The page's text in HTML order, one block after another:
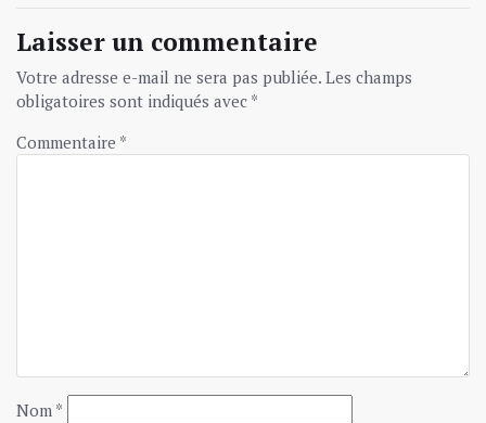
Laisser un commentaire
Votre adresse e-mail ne sera pas publiée. Les champs
obligatoires sont indiqués avec *
Commentaire *
Nom *